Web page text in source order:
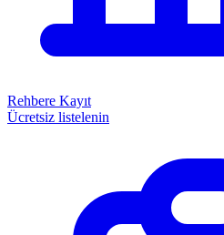
Rehbere Kayıt
Ücretsiz listelenin